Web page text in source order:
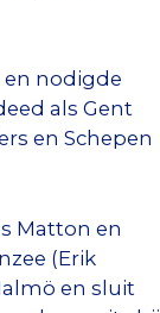
en nodigde
als Gent
en Schepen
Matton en
(Erik
en sluit